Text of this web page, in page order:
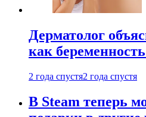
Дерматолог
как
2 года спустя2 года спустя
В Steam теперь